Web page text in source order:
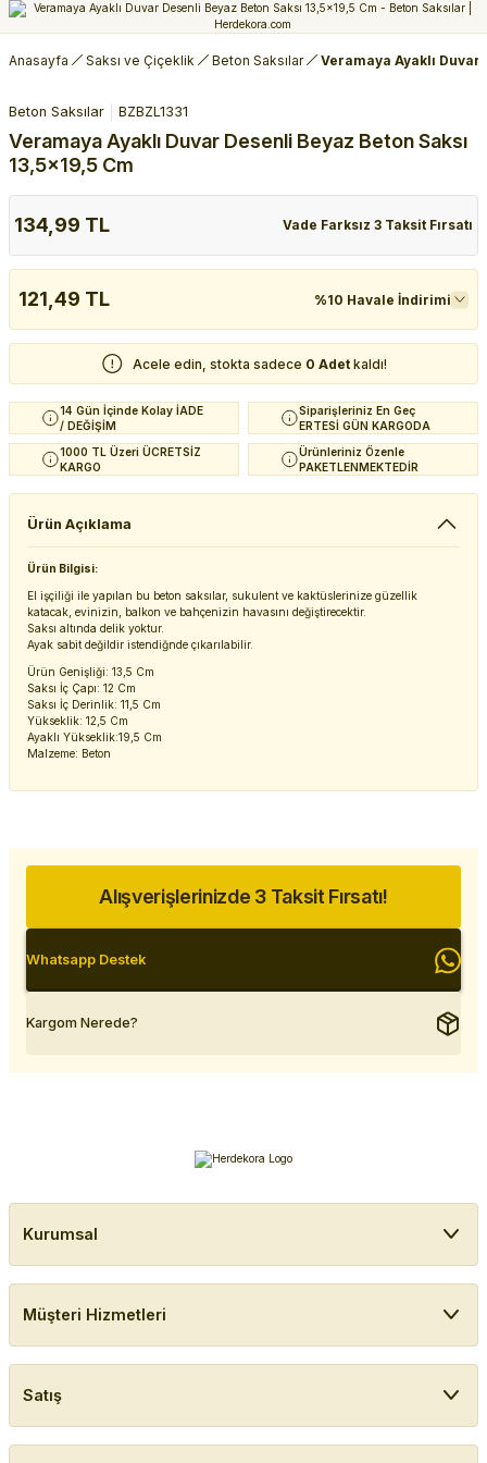
Anasayfa Saksı ve Çiçeklik Beton Saksılar Veramaya Ayaklı Duvar
Beton Saksılar BZBZL1331
Veramaya Ayaklı Duvar Desenli Beyaz Beton Saksı
13,5x19,5 Cm
134,99 TL Vade Farksız 3 Taksit Fırsatı
121,49 TL %10 Havale İndirimi
Acele edin, stokta sadece 0 Adet kaldı!
14 Gün İçinde Kolay İADE
/ DEĞİŞİM
Siparişleriniz En Geç
ERTESİ GÜN KARGODA
1000 TL Üzeri ÜCRETSİZ
KARGO
Ürünleriniz Özenle
PAKETLENMEKTEDİR
Ürün Açıklama
Ürün Bilgisi:
El işçiliği ile yapılan bu beton saksılar, sukulent ve kaktüslerinize güzellik
katacak, evinizin, balkon ve bahçenizin havasını değiştirecektir.
Saksı altında delik yoktur.
Ayak sabit değildir istendiğnde çıkarılabilir.
Ürün Genişliği: 13,5 Cm
Saksı İç Çapı: 12 Cm
Saksı İç Derinlik: 11,5 Cm
Yükseklik: 12,5 Cm
Ayaklı Yükseklik:19,5 Cm
Malzeme: Beton
Alışverişlerinizde 3 Taksit Fırsatı!
Whatsapp Destek
Kargom Nerede?
Kurumsal
Müşteri Hizmetleri
Satış